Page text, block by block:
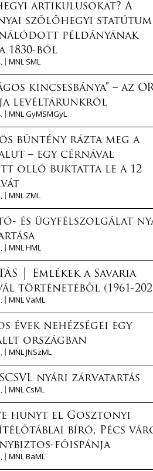
artikulusokat? A
szőlőhegyi statútum
példányának
1830-ból
MNL SML
kincsesbánya” – az
levéltárunkról
MNL GyMSMGyL
bűntény rázta meg a
– egy cérnával
olló buktatta le a 12
MNL ZML
és ügyfélszolgálat
MNL HML
│ Emlékek a Savaria
történetéből (1961-
MNL VaML
évek nehézségei egy
országban
MNL JNSzML
nyári zárvatartás
MNL CsML
hunyt el Gosztonyi
bíró, Pécs
főispánja
MNL BaML